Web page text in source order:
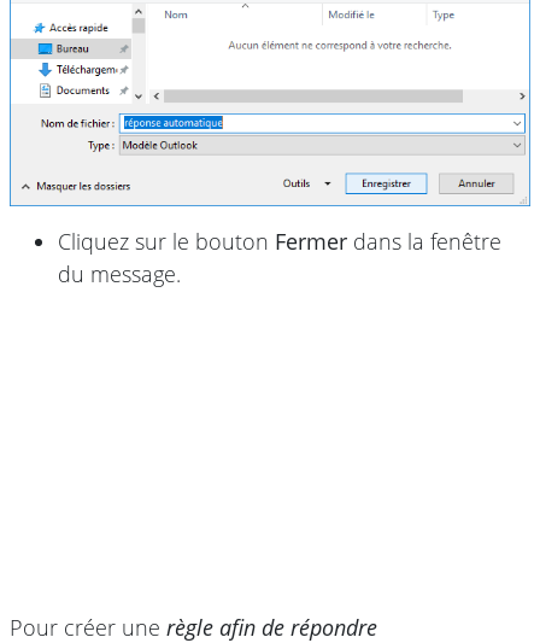
Cliquez sur le bouton Fermer dans la fenêtre
du message.
Pour créer une règle afin de répondre